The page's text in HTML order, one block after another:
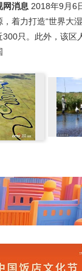
网消息 2018年9月6
，着力打造“世界大
300只。此外，该区